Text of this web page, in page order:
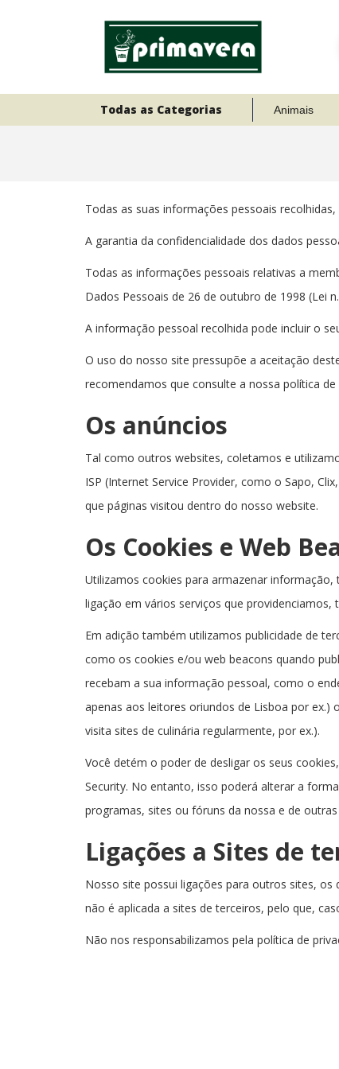
Todas as Categorias Animais
Todas as suas informações pessoais
A garantia da confidencialidade dos dados
Todas as informações pessoais relativas a
Dados Pessoais de 26 de outubro de 1998 (Lei
A informação pessoal recolhida pode incluir o
O uso do nosso site pressupõe a aceitação
recomendamos que consulte a nossa política
Os anúncios
Tal como outros websites, coletamos e
ISP (Internet Service Provider, como o Sapo,
que páginas visitou dentro do nosso website.
Os Cookies e Web
Utilizamos cookies para armazenar
ligação em vários serviços que providenciamos,
Em adição também utilizamos publicidade de
como os cookies e/ou web beacons quando
recebam a sua informação pessoal, como o
apenas aos leitores oriundos de Lisboa por ex.)
visita sites de culinária regularmente, por ex.).
Você detém o poder de desligar os seus
Security. No entanto, isso poderá alterar a
programas, sites ou fóruns da nossa e de outras
Ligações a Sites de
Nosso site possui ligações para outros sites,
não é aplicada a sites de terceiros, pelo que,
Não nos responsabilizamos pela política de